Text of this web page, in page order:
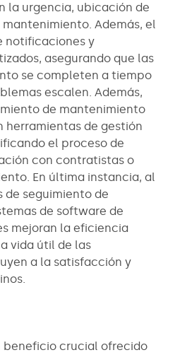
la urgencia, ubicación de
Además, el
notificaciones y
asegurando que las
se completen a tiempo
escalen. Además,
de mantenimiento
herramientas de gestión
el proceso de
con contratistas o
En última instancia, al
de seguimiento de
de software de
mejoran la eficiencia
vida útil de las
a la satisfacción y
beneficio crucial ofrecido